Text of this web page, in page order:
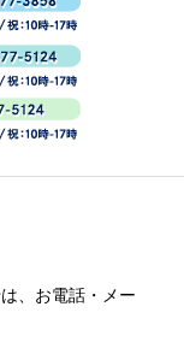
、お電話・メー